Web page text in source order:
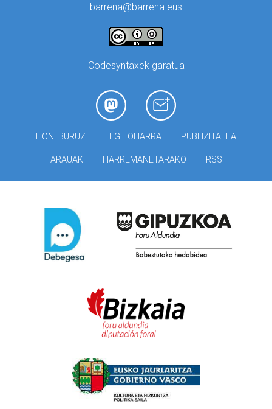
barrena@barrena.eus
Codesyntaxek garatua
HONI BURUZ LEGE OHARRA PUBLIZITATEA
ARAUAK HARREMANETARAKO RSS